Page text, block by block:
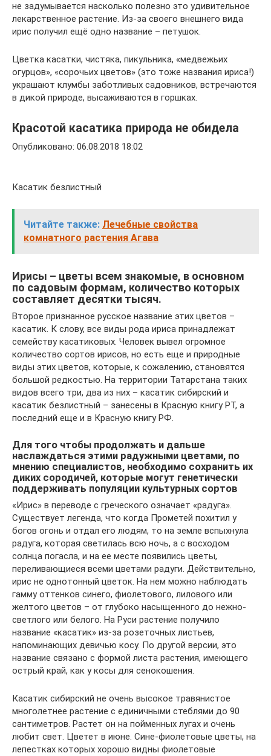
не задумывается насколько полезно это удивительное
лекарственное растение. Из-за своего внешнего вида
ирис получил ещё одно название – петушок.
Цветка касатки, чистяка, пикульника, «медвежьих
огурцов», «сорочьих цветов» (это тоже названия ириса!)
украшают клумбы заботливых садовников, встречаются
в дикой природе, высаживаются в горшках.
Красотой касатика природа не обидела
Опубликовано: 06.08.2018 18:02
Касатик безлистный
Читайте также: Лечебные свойства
комнатного растения Агава
Ирисы – цветы всем знакомые, в основном
по садовым формам, количество которых
составляет десятки тысяч.
Второе признанное русское название этих цветов –
касатик. К слову, все виды рода ириса принадлежат
семейству касатиковых. Человек вывел огромное
количество сортов ирисов, но есть еще и природные
виды этих цветов, которые, к сожалению, становятся
большой редкостью. На территории Татарстана таких
видов всего три, два из них – касатик сибирский и
касатик безлистный – занесены в Красную книгу РТ, а
последний еще и в Красную книгу РФ.
Для того чтобы продолжать и дальше
наслаждаться этими радужными цветами, по
мнению специалистов, необходимо сохранить их
диких сородичей, которые могут генетически
поддерживать популяции культурных сортов
«Ирис» в переводе с греческого означает «радуга».
Существует легенда, что когда Прометей похитил у
богов огонь и отдал его людям, то на земле вспыхнула
радуга, которая светилась всю ночь, а с восходом
солнца погасла, и на ее месте появились цветы,
переливающиеся всеми цветами радуги. Действительно,
ирис не однотонный цветок. На нем можно наблюдать
гамму оттенков синего, фиолетового, лилового или
желтого цветов – от глубоко насыщенного до нежно-
светлого или белого. На Руси растение получило
название «касатик» из-за розеточных листьев,
напоминающих девичью косу. По другой версии, это
название связано с формой листа растения, имеющего
острый край, как у косы для сенокошения.
Касатик сибирский не очень высокое травянистое
многолетнее растение с единичными стеблями до 90
сантиметров. Растет он на пойменных лугах и очень
любит свет. Цветет в июне. Сине-фиолетовые цветы, на
лепестках которых хорошо видны фиолетовые